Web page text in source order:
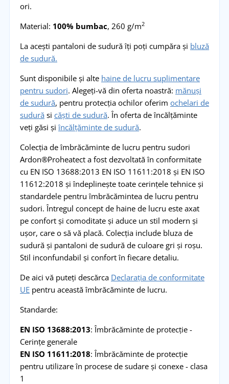
ori.
Material: 100% bumbac, 260 g/m2
La acești pantaloni de sudură îți poți cumpăra și bluză
de sudură.
Sunt disponibile și alte haine de lucru suplimentare
pentru sudori. Alegeți-vă din oferta noastră: mănuși
de sudură, pentru protecția ochilor oferim ochelari de
sudură si căști de sudură. În oferta de încălțăminte
veți găsi șiîncălțăminte de sudură.
Colecția de îmbrăcăminte de lucru pentru sudori
Ardon®Proheatect a fost dezvoltată în conformitate
cu EN ISO 13688:2013 EN ISO 11611:2018 și EN ISO
11612:2018 și îndeplinește toate cerințele tehnice și
standardele pentru îmbrăcămintea de lucru pentru
sudori. Întregul concept de haine de lucru este axat
pe confort și comoditate și aduce un stil modern și
ușor, care o să vă placă. Colecția include bluza de
sudură și pantaloni de sudură de culoare gri și roșu.
Stil inconfundabil și confort în fiecare detaliu.
De aici vă puteți descărca Declarația de conformitate
UEpentru această îmbrăcăminte de lucru.
Standarde:
EN ISO 13688:2013: Îmbrăcăminte de protecție -
Cerințe generale
EN ISO 11611:2018: Îmbrăcăminte de protecție
pentru utilizare în procese de sudare și conexe - clasa
1